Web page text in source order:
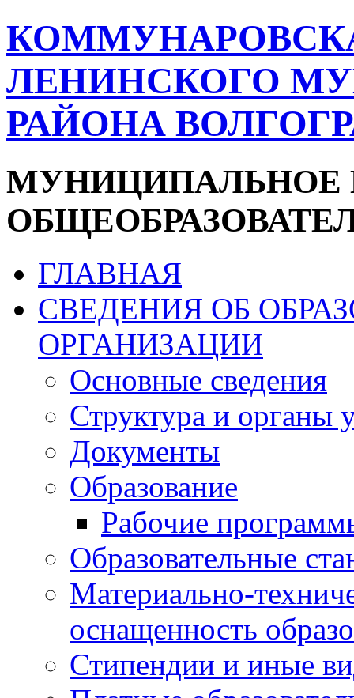
ЛЕНИНСКОГО
РАЙОНА
МУНИЦИПАЛЬНОЕ
ГЛАВНАЯ
СВЕДЕНИЯ ОБ
ОРГАНИЗАЦИИ
Основные сведения
Структура и органы
Документы
Образование
Рабочие
Образовательные
Материально-
оснащенность
Стипендии и иные